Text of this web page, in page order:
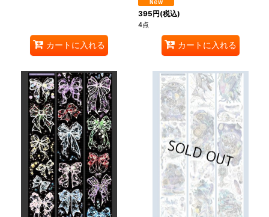
カートに入れる
395円(税込)
4点
カートに入れる